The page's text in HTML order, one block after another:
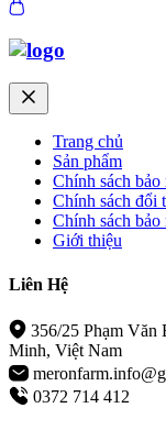
Trang chủ
Sản phẩm
Chính sách
Chính sách đổi
Chính sách bảo
Giới thiệu
Liên Hệ
356/25 Phạm Văn
Minh, Việt Nam
0372 714 412